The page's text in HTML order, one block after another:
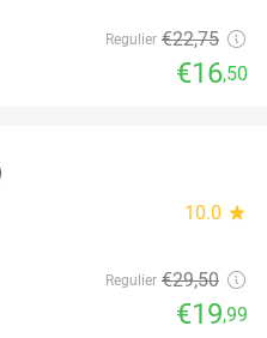
Regulier €22,75
€16,50
10.0 star
Regulier €29,50
€19,99